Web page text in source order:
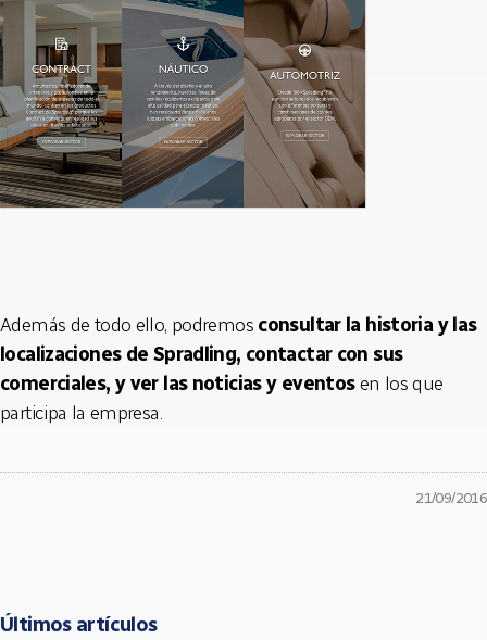
Además de todo ello, podremos consultar la historia y las
localizaciones de Spradling, contactar con sus
comerciales, y ver las noticias y eventosen los que
participa la empresa.
21/09/2016
Últimos artículos